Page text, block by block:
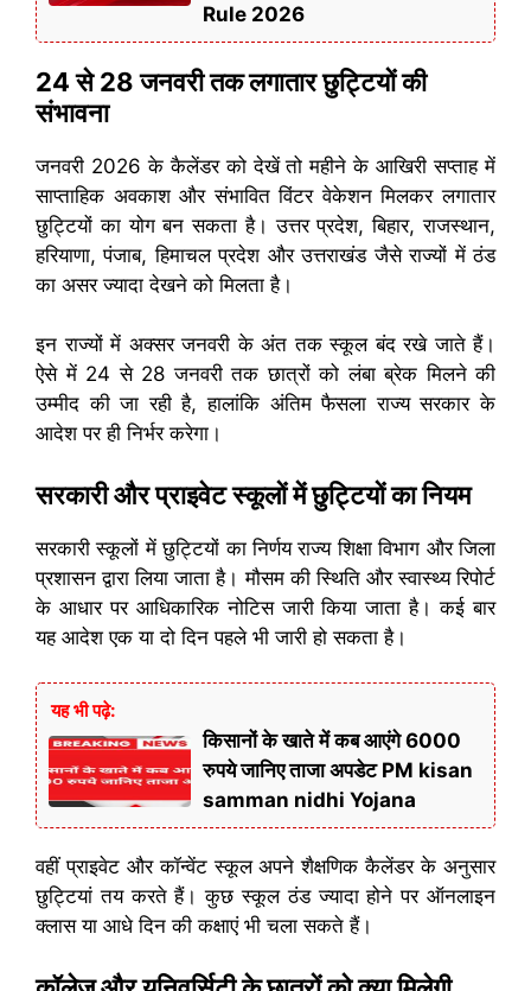
Rule 2026
24 से 28 जनवरी तक लगातार छुट्टियों की
संभावना
जनवरी 2026 के कैलेंडर को देखें तो महीने के आखिरी सप्ताह में
साप्ताहिक अवकाश और संभावित विंटर वेकेशन मिलकर लगातार
छुट्टियों का योग बन सकता है। उत्तर प्रदेश, बिहार, राजस्थान,
हरियाणा, पंजाब, हिमाचल प्रदेश और उत्तराखंड जैसे राज्यों में ठंड
का असर ज्यादा देखने को मिलता है।
इन राज्यों में अक्सर जनवरी के अंत तक स्कूल बंद रखे जाते हैं।
ऐसे में 24 से 28 जनवरी तक छात्रों को लंबा ब्रेक मिलने की
उम्मीद की जा रही है, हालांकि अंतिम फैसला राज्य सरकार के
आदेश पर ही निर्भर करेगा।
सरकारी और प्राइवेट स्कूलों में छुट्टियों का नियम
सरकारी स्कूलों में छुट्टियों का निर्णय राज्य शिक्षा विभाग और जिला
प्रशासन द्वारा लिया जाता है। मौसम की स्थिति और स्वास्थ्य रिपोर्ट
के आधार पर आधिकारिक नोटिस जारी किया जाता है। कई बार
यह आदेश एक या दो दिन पहले भी जारी हो सकता है।
यह भी पढ़े:
किसानों के खाते में कब आएंगे 6000
रुपये जानिए ताजा अपडेट PM kisan
samman nidhi Yojana
वहीं प्राइवेट और कॉन्वेंट स्कूल अपने शैक्षणिक कैलेंडर के अनुसार
छुट्टियां तय करते हैं। कुछ स्कूल ठंड ज्यादा होने पर ऑनलाइन
क्लास या आधे दिन की कक्षाएं भी चला सकते हैं।